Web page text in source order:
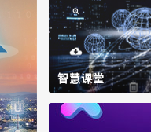
智慧课堂